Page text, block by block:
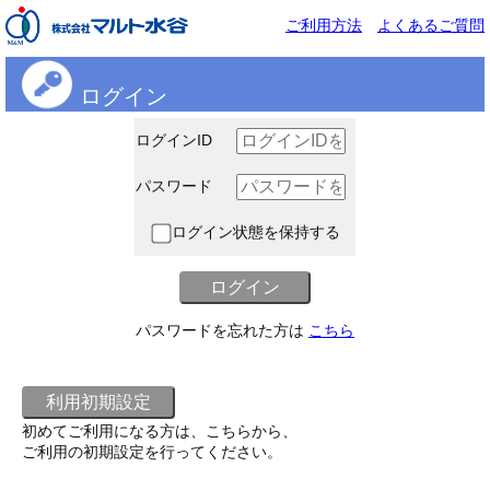
ご利用方法 よくあるご質問
ログイン
ログインID
パスワード
ログイン状態を保持する
パスワードを忘れた方は こちら
初めてご利用になる方は、こちらから、
ご利用の初期設定を行ってください。